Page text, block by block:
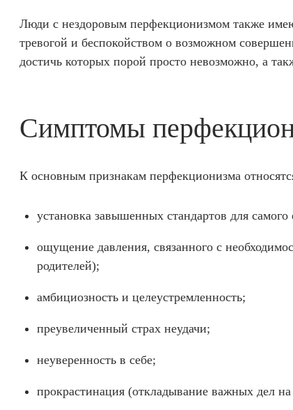
Люди с нездоровым перфекционизмом также
тревогой и беспокойством о возможном
достичь которых порой просто невозможно, а
Симптомы
К основным признакам перфекционизма
установка завышенных стандартов для самого
ощущение давления, связанного с
родителей);
амбициозность и целеустремленность;
преувеличенный страх неудачи;
неуверенность в себе;
прокрастинация (откладывание важных дел